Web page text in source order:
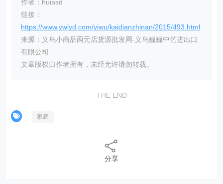
作者：huiasd
链接：
https://www.ywlyd.com/yiwu/kaidianzhinan/2015/493.html
来源：义乌小商品两元店货源批发网-义乌巍巍中艺进出口
有限公司
文章版权归作者所有，未经允许请勿转载。
THE END
家庭
分享